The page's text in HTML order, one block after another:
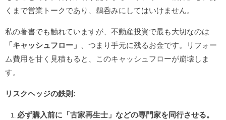
くまで営業トークであり、鵜呑みにしてはいけません。
私の著書でも触れていますが、不動産投資で最も大切なのは
「キャッシュフロー」
、つまり手元に残るお金です。リフォー
ム費用を甘く見積もると、このキャッシュフローが崩壊しま
す。
リスクヘッジの鉄則:
必ず購入前に「古家再生士」などの専門家を同行させる。